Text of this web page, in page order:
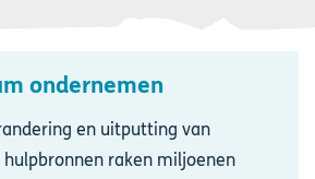
ondernemen
en uitputting van
raken miljoenen